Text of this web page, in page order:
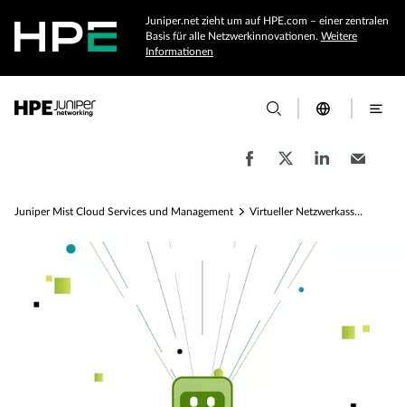
Juniper.net zieht um auf HPE.com – einer zentralen
Basis für alle Netzwerkinnovationen. Weitere
Informationen
Juniper Mist Cloud Services und Management Virtueller Netzwerkassistent